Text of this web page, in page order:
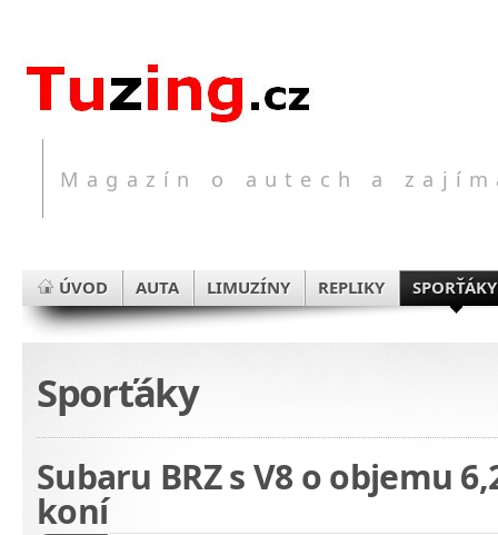
Magazín o autech a
ÚVOD AUTA LIMUZÍNY REPLIKY SPORŤÁKY
Sporťáky
Subaru BRZ s V8 o objemu
koní